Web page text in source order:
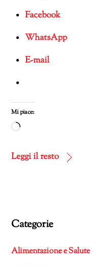
Facebook
WhatsApp
E-mail
Mi piace:
Caricamento
corso…
Leggi il resto
Categorie
Alimentazione e Salute